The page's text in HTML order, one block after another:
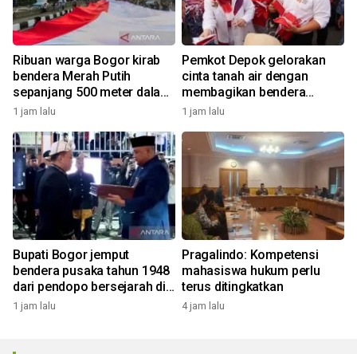
Ribuan warga Bogor kirab
bendera Merah Putih
sepanjang 500 meter dalam
rangkaian FMP ke-11
1 jam lalu
Pemkot Depok gelorakan
cinta tanah air dengan
membagikan bendera
merah putih
1 jam lalu
Bupati Bogor jemput
bendera pusaka tahun 1948
dari pendopo bersejarah di
Desa Malasari
1 jam lalu
Pragalindo: Kompetensi
mahasiswa hukum perlu
terus ditingkatkan
4 jam lalu